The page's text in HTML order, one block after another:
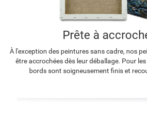
Prête à
À l'exception des peintures sans cadre, nos
être accrochées dès leur déballage. Pour
bords sont soigneusement finis et